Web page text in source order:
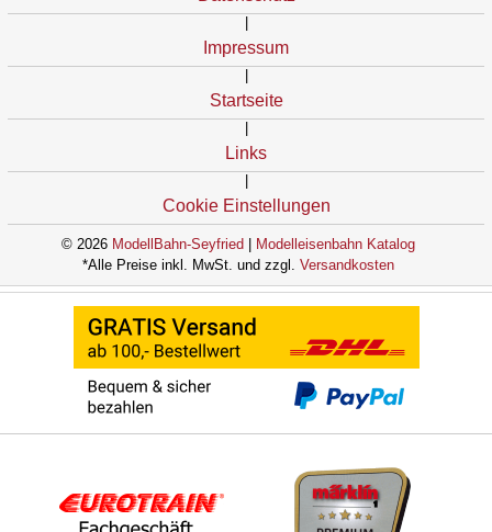
Impressum
Startseite
Links
Cookie Einstellungen
© 2026 ModellBahn-Seyfried
Modelleisenbahn Katalog
*Alle Preise inkl. MwSt. und zzgl. Versandkosten